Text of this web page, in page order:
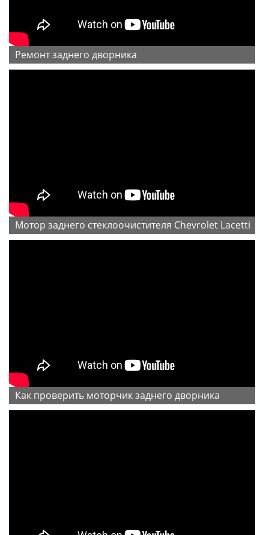
Ремонт заднего дворника
Мотор заднего стеклоочистителя Chevrolet Lacetti
Как проверить моторчик заднего дворника